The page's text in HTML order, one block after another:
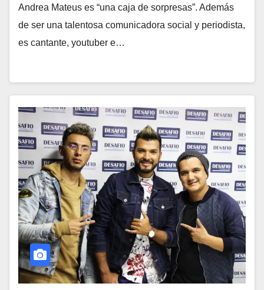
Andrea Mateus es “una caja de sorpresas”. Además
de ser una talentosa comunicadora social y periodista,
es cantante, youtuber e…